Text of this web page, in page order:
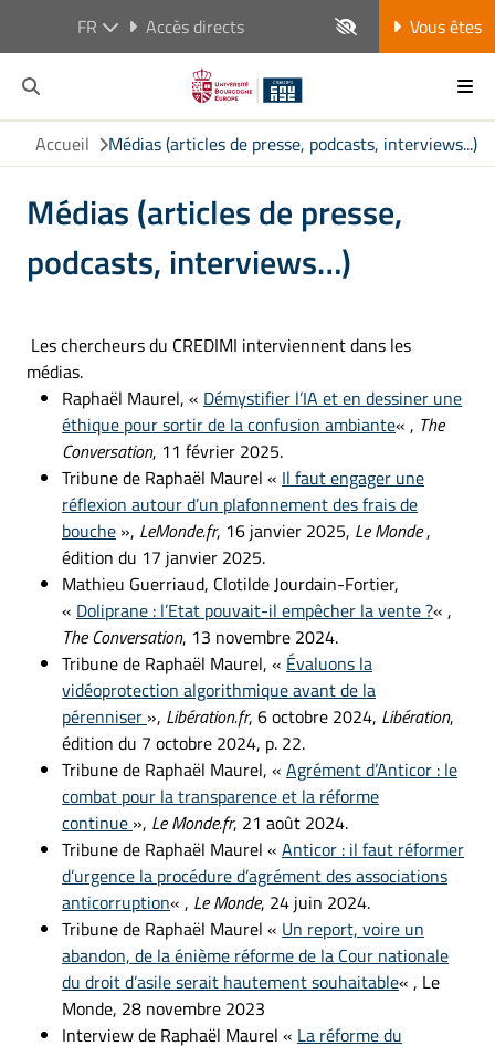
FR Accès directs Vous êtes
Accueil Médias (articles de presse, podcasts, interviews...)
Médias (articles de presse,
podcasts, interviews…)
Les chercheurs du CREDIMI interviennent dans les
médias.
Raphaël Maurel, « Démystifier l’IA et en dessiner une
éthique pour sortir de la confusion ambiante« , The
Conversation, 11 février 2025.
Tribune de Raphaël Maurel « Il faut engager une
réflexion autour d’un plafonnement des frais de
bouche », LeMonde.fr, 16 janvier 2025, Le Monde,
édition du 17 janvier 2025.
Mathieu Guerriaud, Clotilde Jourdain-Fortier,
« Doliprane : l’Etat pouvait-il empêcher la vente ?« ,
The Conversation, 13 novembre 2024.
Tribune de Raphaël Maurel, « Évaluons la
vidéoprotection algorithmique avant de la
pérenniser », Libération.fr, 6 octobre 2024, Libération,
édition du 7 octobre 2024, p. 22.
Tribune de Raphaël Maurel, « Agrément d’Anticor : le
combat pour la transparence et la réforme
continue », Le Monde.fr, 21 août 2024.
Tribune de Raphaël Maurel « Anticor : il faut réformer
d’urgence la procédure d’agrément des associations
anticorruption« , Le Monde, 24 juin 2024.
Tribune de Raphaël Maurel « Un report, voire un
abandon, de la énième réforme de la Cour nationale
du droit d’asile serait hautement souhaitable« , Le
Monde, 28 novembre 2023
Interview de Raphaël Maurel « La réforme du